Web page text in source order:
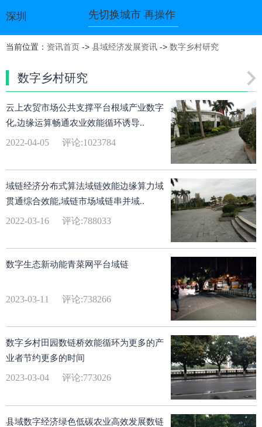
先切换城市 再操作
深圳
当前位置： 资讯首页 -> 县域经济发展资讯 -> 数字乡村研究
数字乡村研究
云上农贸市场公共支撑平台根域产业数字
化,边缘运算畅通农业效能循环诱导..
2022-04-05 评论:1023784
域链经济分布式算法域链效能边缘算力域
贯通综合效能,域链市场域链串并域..
2022-03-16 评论:788033
数字生态新动能青菜网平台域链
2023-03-11 评论:738266
数字乡村田园数链桥效能循环为更多的产
业者节约更多的时间
2023-03-04 评论:773026
县域数字经济绿色低碳农业高效发展数链